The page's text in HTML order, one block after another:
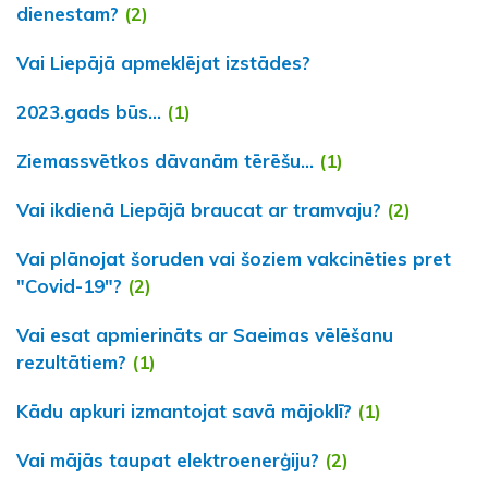
dienestam? (2)
Vai Liepājā apmeklējat izstādes?
2023.gads būs... (1)
Ziemassvētkos dāvanām tērēšu... (1)
Vai ikdienā Liepājā braucat ar tramvaju? (2)
Vai plānojat šoruden vai šoziem vakcinēties pret
"Covid-19"? (2)
Vai esat apmierināts ar Saeimas vēlēšanu
rezultātiem? (1)
Kādu apkuri izmantojat savā mājoklī? (1)
Vai mājās taupat elektroenerģiju? (2)